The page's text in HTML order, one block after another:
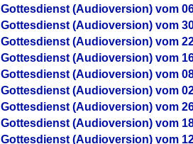
Gottesdienst (Audioversion) vom
Gottesdienst (Audioversion) vom
Gottesdienst (Audioversion) vom
Gottesdienst (Audioversion) vom
Gottesdienst (Audioversion) vom
Gottesdienst (Audioversion) vom
Gottesdienst (Audioversion) vom
Gottesdienst (Audioversion) vom
Gottesdienst (Audioversion) vom